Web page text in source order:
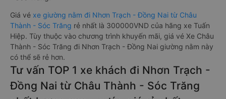
Giá vé xe giường nằm đi Nhơn Trạch - Đồng Nai từ Châu
Thành - Sóc Trăng rẻ nhất là 300000VND của hãng xe Tuấn
Hiệp. Tùy thuộc vào chương trình khuyến mãi, giá vé Xe Châu
Thành - Sóc Trăng đi Nhơn Trạch - Đồng Nai giường nằm này
có thể sẽ rẻ hơn.
Tư vấn TOP 1 xe khách đi Nhơn Trạch -
Đồng Nai từ Châu Thành - Sóc Trăng